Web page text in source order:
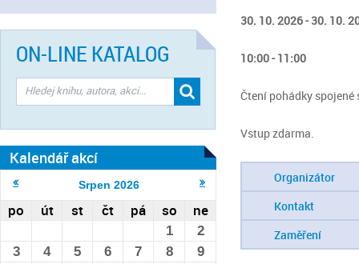
30. 10. 2026 - 30. 10.
10:00 - 11:00
Čtení pohádky
Vstup zdarma.
Organizátor
Kontakt
Zaměření
ON-LINE KATALOG
Kalendář akcí
Srpen 2026
po út st čt pá so ne
1
2
3
4 5 6 7 8
9